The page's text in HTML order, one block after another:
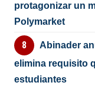
protagonizar un
Polymarket
Abinader
elimina requisito
estudiantes